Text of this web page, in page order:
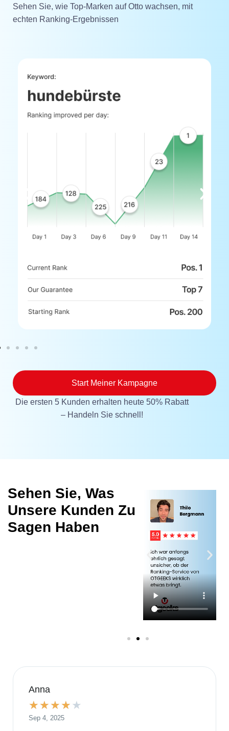
Sehen Sie, wie Top-Marken auf Otto wachsen, mit
echten Ranking-Ergebnissen
Start Meiner Kampagne
Die ersten 5 Kunden erhalten heute 50% Rabatt
– Handeln Sie schnell!
Sehen Sie, Was
Unsere Kunden Zu
Sagen Haben
Anna
★★★★ ★
Sep 4, 2025